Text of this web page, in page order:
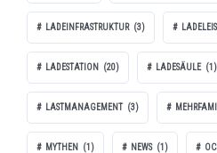
LADEINFRASTRUKTUR (3)
LADESTATION (20) LADESÄULE (1)
LASTMANAGEMENT (3)
MYTHEN (1) NEWS (1)